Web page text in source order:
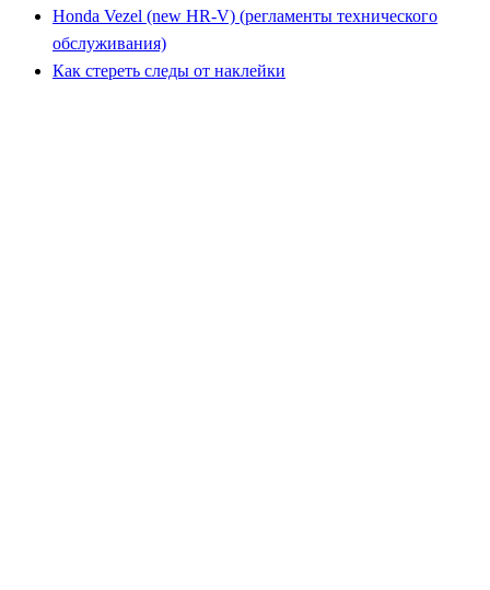
Honda Vezel (new HR-V) (регламенты технического
обслуживания)
Как стереть следы от наклейки